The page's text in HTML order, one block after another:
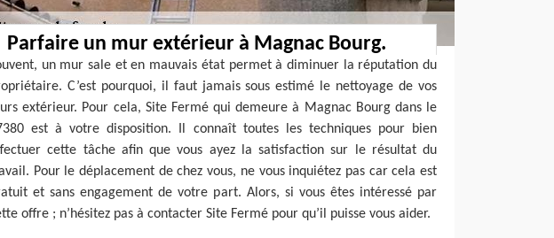
Parfaire un mur extérieur à Magnac Bourg.
un mur sale et en mauvais état permet à diminuer la réputation du
C’est pourquoi, il faut jamais sous estimé le nettoyage de vos
extérieur. Pour cela, Site Fermé qui demeure à Magnac Bourg dans le
est à votre disposition. Il connaît toutes les techniques pour bien
cette tâche afin que vous ayez la satisfaction sur le résultat du
Pour le déplacement de chez vous, ne vous inquiétez pas car cela est
et sans engagement de votre part. Alors, si vous êtes intéressé par
offre ; n’hésitez pas à contacter Site Fermé pour qu’il puisse vous aider.